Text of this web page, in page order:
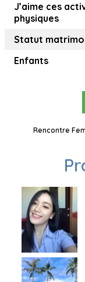
J’aime ces
physiques
Statut
Enfants
Rencontre